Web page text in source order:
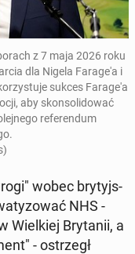
z 7 maja 2026 roku
dla Nigela Farage'a i
sukces Farage'a
aby skon­soli­d­ować
ref­er­en­dum
wobec bry­tyjs­
NHS -
Wielkiej Bry­tanii, a
- os­trzegł